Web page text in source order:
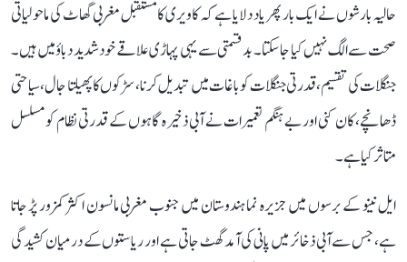
حالیہ بارشوں نے ایک بار پھر یاد دلایا ہے کہ کاویری کا مستقبل مغربی گھاٹ کی ماحولیاتی
صحت سے الگ نہیں کیا جا سکتا۔ بدقسمتی سے یہی پہاڑی علاقے خود شدید دباؤ میں ہیں۔
جنگلات کی تقسیم، قدرتی جنگلات کو باغات میں تبدیل کرنا، سڑکوں کا پھیلتا جال، سیاحتی
ڈھانچے، کان کنی اور بے ہنگم تعمیرات نے آبی ذخیرہ گاہوں کے قدرتی نظام کو مسلسل
متاثر کیا ہے۔
ایل نینو کے برسوں میں جزیرہ نما ہندوستان میں جنوب مغربی مانسون اکثر کمزور پڑ جاتا
ہے، جس سے آبی ذخائر میں پانی کی آمد گھٹ جاتی ہے اور ریاستوں کے درمیان کشیدگی